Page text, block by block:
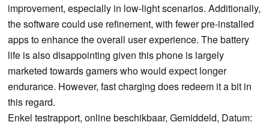
improvement, especially in low-light scenarios. Additionally,
the software could use refinement, with fewer pre-installed
apps to enhance the overall user experience. The battery
life is also disappointing given this phone is largely
marketed towards gamers who would expect longer
endurance. However, fast charging does redeem it a bit in
this regard.
Enkel testrapport, online beschikbaar, Gemiddeld, Datum: